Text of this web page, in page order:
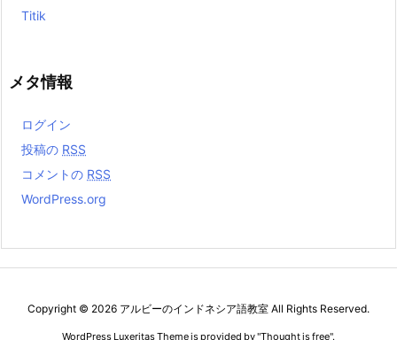
Titik
メタ情報
ログイン
投稿の RSS
コメントの RSS
WordPress.org
Copyright © 2026 アルビーのインドネシア語教室 All Rights Reserved.
WordPress Luxeritas Theme is provided by "Thought is free".